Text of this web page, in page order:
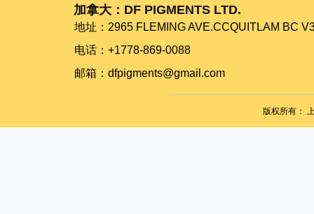
版权所有：
加拿大：DF PIGMENTS LTD.
地址：​​​​​​​2965 FLEMING AVE.CCQUITLAM BC
电话：+1778-869-0088
​​​​​​​邮箱：dfpigments@gmail.com